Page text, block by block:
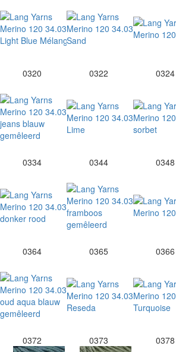
0320 0322 0324
0334 0344 0348
0364 0365 0366
0372 0373 0378